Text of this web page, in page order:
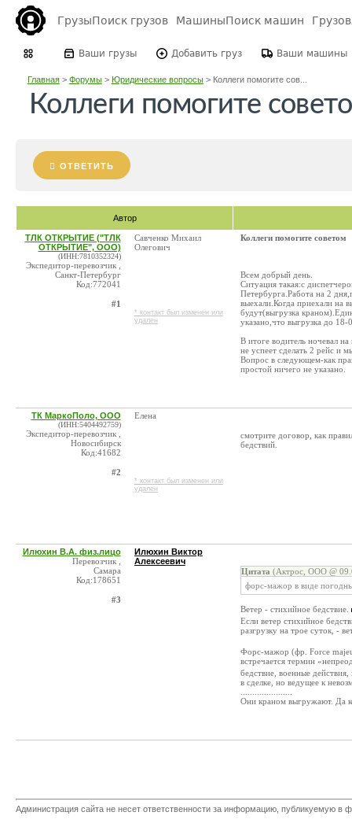
ГрузыПоиск грузов МашиныПоиск машин
Ваши грузы Добавить груз Ваши машины
Главная> Форумы> Юридические вопросы> Коллеги помогите сов...
Коллеги помогите
ОТВЕТИТЬ
Автор
ТЛК ОТКРЫТИЕ ("ТЛК
ОТКРЫТИЕ", ООО)
(ИНН:7810352324)
Экспедитор-перевозчик ,
Санкт-Петербург
Код:772041
#1
Савченко Михаил
Олегович
* контакт был изменен или
удален
Коллеги помогите советом
Всем добрый день.
Ситуация такая:с
Петербурга.Работа на 2
выехали.Когда приехали на
будут(выгрузка
указано,что выгрузка до 18-
В итоге водитель ночевал
не успеет сделать 2 рейс и
Вопрос в следующем-как
простой ничего не указано.
ТК МаркоПоло, ООО
(ИНН:5404492759)
Экспедитор-перевозчик ,
Новосибирск
Код:41682
#2
Елена
* контакт был изменен или
удален
смотрите договор, как
бедствий.
Илюхин В.А. физ.лицо
Перевозчик ,
Самара
Код:178651
#3
Илюхин Виктор
Алексеевич
Цитата (Актрос, ООО @
форс-мажор в виде
Ветер - стихийное бедствие.
Если ветер стихийное
разгрузку на трое суток, -
Форс-мажор (фр. Force
встречается термин
бедствие, военные
в сделке, но ведущее к
Они краном выгружают. Да
Администрация сайта не несет ответственности за информацию, публикуемую